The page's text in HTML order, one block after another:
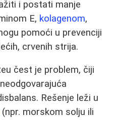
i postati manje
E, kolagenom,
pomoći u prevenciji
crvenih strija.
čest je problem, čiji
Rešenje leži u
(npr. morskom solju ili